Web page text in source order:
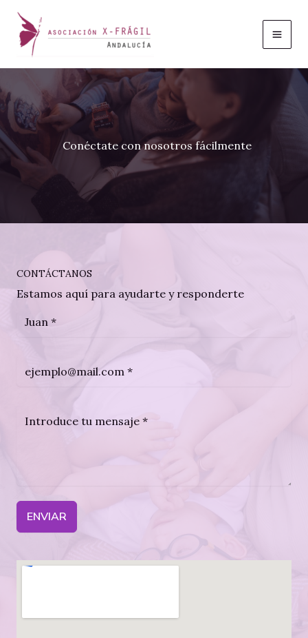
contenido
Conéctate con nosotros fácilmente
CONTÁCTANOS
Estamos aquí para ayudarte y responderte
ENVIAR